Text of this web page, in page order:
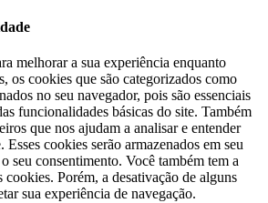
melhorar a sua experiência enquanto
os cookies que são categorizados como
no seu navegador, pois são essenciais
funcionalidades básicas do site. Também
que nos ajudam a analisar e entender
Esses cookies serão armazenados em seu
seu consentimento. Você também tem a
cookies. Porém, a desativação de alguns
sua experiência de navegação.